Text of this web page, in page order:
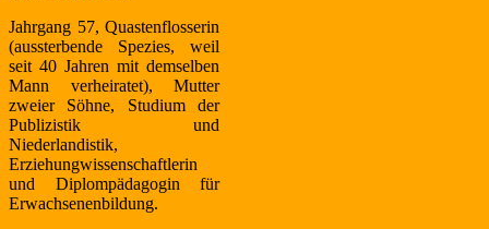
Jahrgang 57, Quastenflosserin
(aussterbende Spezies, weil
seit 40 Jahren mit demselben
Mann verheiratet), Mutter
zweier Söhne, Studium der
Publizistik und
Niederlandistik,
Erziehungwissenschaftlerin
und Diplompädagogin für
Erwachsenenbildung.